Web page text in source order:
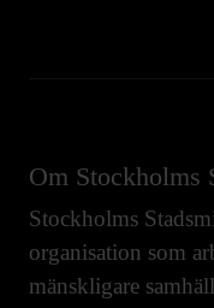
Om Stockholms
Stockholms
organisation som
mänskligare